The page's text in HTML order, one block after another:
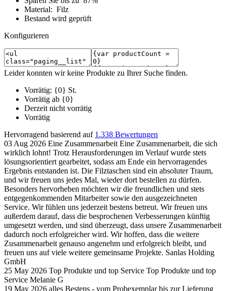
Material: Filz
Bestand wird geprüft
Konfigurieren
Leider konnten wir keine Produkte zu Ihrer Suche finden.
Vorrätig: {0} St.
Vorrätig ab {0}
Derzeit nicht vorrätig
Vorrätig
Hervorragend basierend auf 1.338 Bewertungen
03 Aug 2026 Eine Zusammenarbeit Eine Zusammenarbeit, die sich
wirklich lohnt! Trotz Herausforderungen im Verlauf wurde stets
lösungsorientiert gearbeitet, sodass am Ende ein hervorragendes
Ergebnis entstanden ist. Die Filztaschen sind ein absoluter Traum,
und wir freuen uns jedes Mal, wieder dort bestellen zu dürfen.
Besonders hervorheben möchten wir die freundlichen und stets
entgegenkommenden Mitarbeiter sowie den ausgezeichneten
Service. Wir fühlen uns jederzeit bestens betreut. Wir freuen uns
außerdem darauf, dass die besprochenen Verbesserungen künftig
umgesetzt werden, und sind überzeugt, dass unsere Zusammenarbeit
dadurch noch erfolgreicher wird. Wir hoffen, dass die weitere
Zusammenarbeit genauso angenehm und erfolgreich bleibt, und
freuen uns auf viele weitere gemeinsame Projekte. Sanlas Holding
GmbH
25 May 2026 Top Produkte und top Service Top Produkte und top
Service Melanie G
19 May 2026 alles Bestens - vom Probexemplar bis zur Lieferung